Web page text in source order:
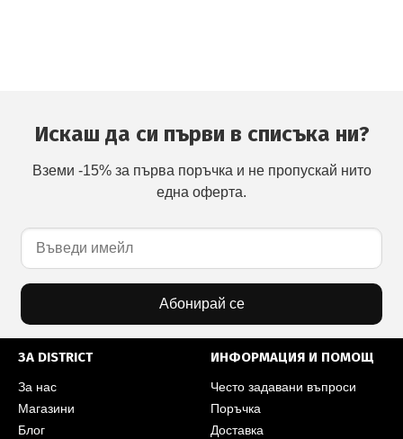
Искаш да си първи в списъка ни?
Вземи -15% за първа поръчка и не пропускай нито
една оферта.
Абонирай се
ЗА DISTRICT
За нас
Магазини
Блог
ИНФОРМАЦИЯ И ПОМОЩ
Често задавани въпроси
Поръчка
Доставка